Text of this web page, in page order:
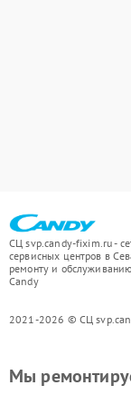
СЦ svp.candy-fixim.ru -
сервисных центров в
ремонту и
Candy
2021-2026 © СЦ
Мы